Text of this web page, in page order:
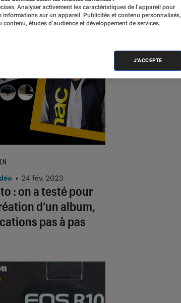
: on a testé pour
d’un album,
pas à pas
• 24 fév. 2023
Analyser activement les caractéristiques de l’appareil pour
informations sur un appareil. Publicités et contenu personnalisés,
études d’audience et développement de services.
J'ACCEPTE